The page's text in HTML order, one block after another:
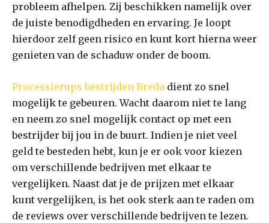
probleem afhelpen. Zij beschikken namelijk over
de juiste benodigdheden en ervaring. Je loopt
hierdoor zelf geen risico en kunt kort hierna weer
genieten van de schaduw onder de boom.
Processierups bestrijden Breda dient zo snel
mogelijk te gebeuren. Wacht daarom niet te lang
en neem zo snel mogelijk contact op met een
bestrijder bij jou in de buurt. Indien je niet veel
geld te besteden hebt, kun je er ook voor kiezen
om verschillende bedrijven met elkaar te
vergelijken. Naast dat je de prijzen met elkaar
kunt vergelijken, is het ook sterk aan te raden om
de reviews over verschillende bedrijven te lezen.